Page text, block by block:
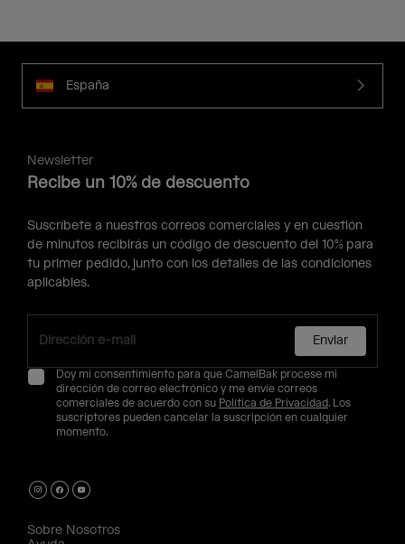
España
Newsletter
Recibe un 10% de descuento
Suscríbete a nuestros correos comerciales y en cuestión
de minutos recibirás un código de descuento del 10% para
tu primer pedido, junto con los detalles de las condiciones
aplicables.
Enviar
Doy mi consentimiento para que CamelBak procese mi
dirección de correo electrónico y me envíe correos
comerciales de acuerdo con su Política de Privacidad. Los
suscriptores pueden cancelar la suscripción en cualquier
momento.
Sobre Nosotros